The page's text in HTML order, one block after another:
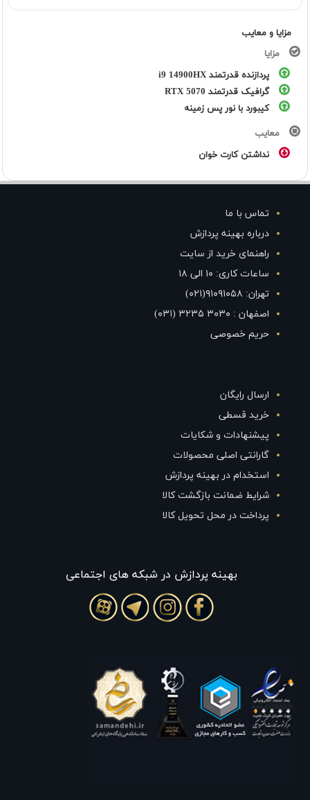
مزایا و معایب
مزایا
پردازنده قدرتمند i9 14900HX
گرافیک قدرتمند RTX 5070
کیبورد با نور پس زمینه
معایب
نداشتن کارت خوان
تماس با ما
درباره بهینه پردازش
راهنمای خرید از سایت
ساعات کاری: ۱۰ الی ۱۸
تهران: ۹۱۰۹۱۰۵۸(۰۲۱)
اصفهان : ۳۰۳۰ ۳۲۳۵ (۰۳۱)
حریم خصوصی
ارسال رایگان
خرید قسطی
پیشنهادات و شکایات
گارانتی اصلی محصولات
استخدام در بهینه پردازش
شرایط ضمانت بازگشت کالا
پرداخت در محل تحویل کالا
بهينه پردازش در شبکه های اجتماعی